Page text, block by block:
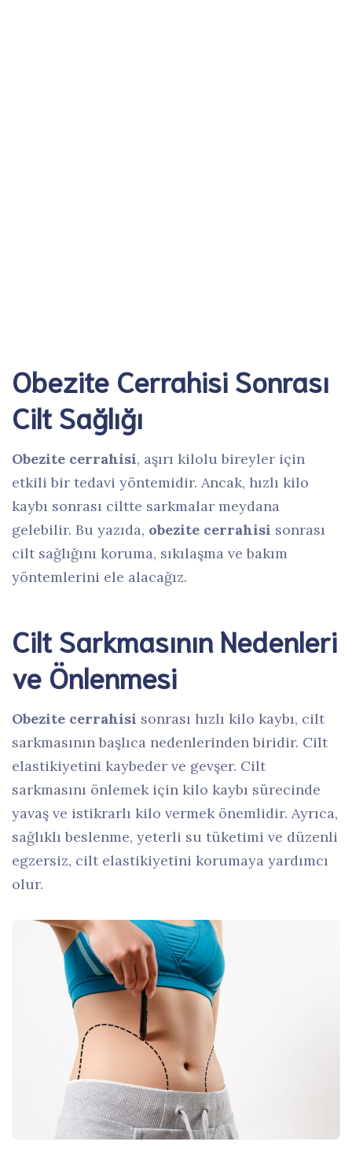
Obezite Cerrahisi Sonrası
Cilt Sağlığı
Obezite cerrahisi, aşırı kilolu bireyler için
etkili bir tedavi yöntemidir. Ancak, hızlı kilo
kaybı sonrası ciltte sarkmalar meydana
gelebilir. Bu yazıda, obezite cerrahisi sonrası
cilt sağlığını koruma, sıkılaşma ve bakım
yöntemlerini ele alacağız.
Cilt Sarkmasının Nedenleri
ve Önlenmesi
Obezite cerrahisi sonrası hızlı kilo kaybı, cilt
sarkmasının başlıca nedenlerinden biridir. Cilt
elastikiyetini kaybeder ve gevşer. Cilt
sarkmasını önlemek için kilo kaybı sürecinde
yavaş ve istikrarlı kilo vermek önemlidir. Ayrıca,
sağlıklı beslenme, yeterli su tüketimi ve düzenli
egzersiz, cilt elastikiyetini korumaya yardımcı
olur.